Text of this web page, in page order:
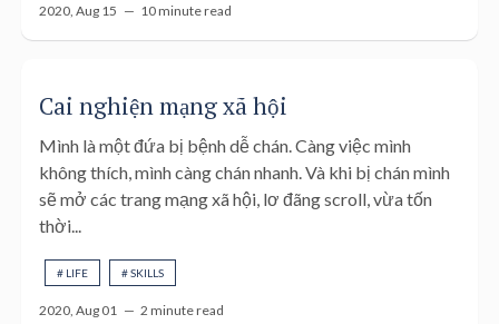
2020, Aug 15 — 10 minute read
Cai nghiện mạng xã hội
Mình là một đứa bị bệnh dễ chán. Càng việc mình
không thích, mình càng chán nhanh. Và khi bị chán mình
sẽ mở các trang mạng xã hội, lơ đãng scroll, vừa tốn
thời...
# LIFE # SKILLS
2020, Aug 01 — 2 minute read